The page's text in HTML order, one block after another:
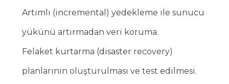
Artımlı (incremental) yedekleme ile sunucu
yükünü artırmadan veri koruma.
Felaket kurtarma (disaster recovery)
planlarının oluşturulması ve test edilmesi.